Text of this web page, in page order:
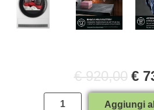
€ 920,00 €
Quantità
Aggiungi